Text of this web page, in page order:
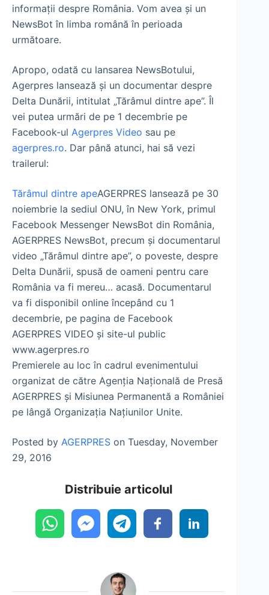
informații despre România. Vom avea și un
NewsBot în limba română în perioada
următoare.
Apropo, odată cu lansarea NewsBotului,
Agerpres lansează și un documentar despre
Delta Dunării, intitulat „Tărâmul dintre ape”. Îl
vei putea urmări de pe 1 decembrie pe
Facebook-ul Agerpres Video sau pe
agerpres.ro. Dar până atunci, hai să vezi
trailerul:
Tărâmul dintre apeAGERPRES lansează pe 30
noiembrie la sediul ONU, în New York, primul
Facebook Messenger NewsBot din România,
AGERPRES NewsBot, precum și documentarul
video „Tărâmul dintre ape”, o poveste, despre
Delta Dunării, spusă de oameni pentru care
România va fi mereu… acasă. Documentarul
va fi disponibil online începând cu 1
decembrie, pe pagina de Facebook
AGERPRES VIDEO și site-ul public
www.agerpres.ro
Premierele au loc în cadrul evenimentului
organizat de către Agenția Națională de Presă
AGERPRES și Misiunea Permanentă a României
pe lângă Organizația Națiunilor Unite.
Posted by AGERPRES on Tuesday, November
29, 2016
Distribuie articolul